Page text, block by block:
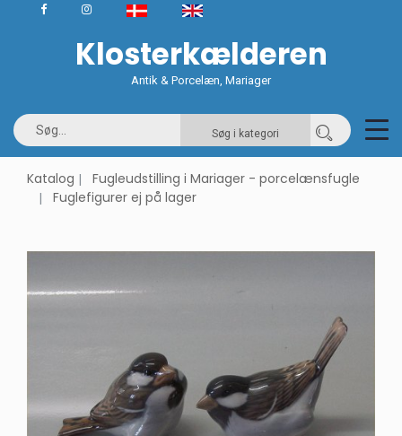
Klosterkælderen
Antik & Porcelæn, Mariager
Søg i kategori
Katalog
Fugleudstilling i Mariager - porcelænsfugle
Fuglefigurer ej på lager